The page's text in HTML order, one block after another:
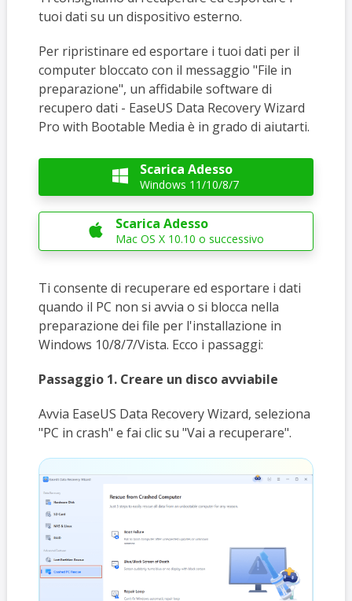
tuoi dati su un dispositivo esterno.
Per ripristinare ed esportare i tuoi dati per il
computer bloccato con il messaggio "File in
preparazione", un affidabile software di
recupero dati - EaseUS Data Recovery Wizard
Pro with Bootable Media è in grado di aiutarti.
 Scarica Adesso
Windows 11/10/8/7
 Scarica Adesso
Mac OS X 10.10 o successivo
Ti consente di recuperare ed esportare i dati
quando il PC non si avvia o si blocca nella
preparazione dei file per l'installazione in
Windows 10/8/7/Vista. Ecco i passaggi:
Passaggio 1. Creare un disco avviabile
Avvia EaseUS Data Recovery Wizard, seleziona
"PC in crash" e fai clic su "Vai a recuperare".